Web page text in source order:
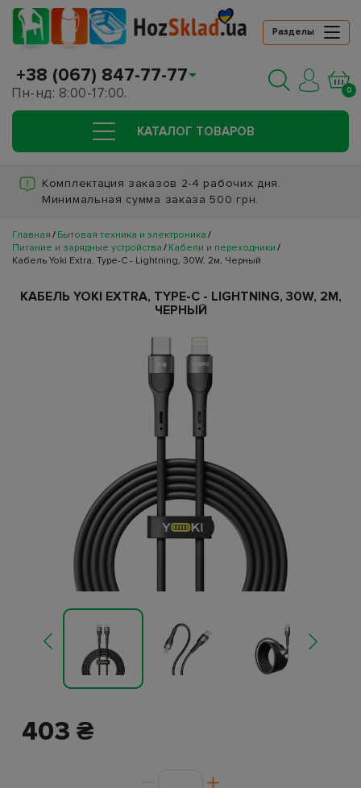
Разделы
+38 (067) 847-77-77
Пн-нд: 8:00-17:00. 0
КАТАЛОГ ТОВАРОВ
Комплектация заказов 2-4 рабочих дня.
Минимальная сумма заказа 500 грн.
Главная
Бытовая техника и электроника
Питание и зарядные устройства
Кабели и переходники
Кабель Yoki Extra, Type-C - Lightning, 30W, 2м, Черный
КАБЕЛЬ YOKI EXTRA, TYPE-C - LIGHTNING, 30W, 2М,
ЧЕРНЫЙ
403 ₴